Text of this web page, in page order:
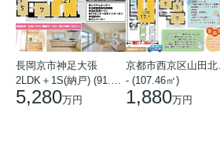
長岡京市神足大張
5,280万円
- (107.46㎡)
1,880万円